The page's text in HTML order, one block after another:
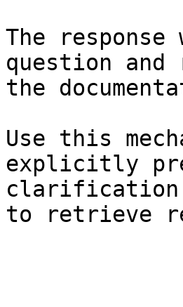
The
question and
the
Use this
explicitly
clarification